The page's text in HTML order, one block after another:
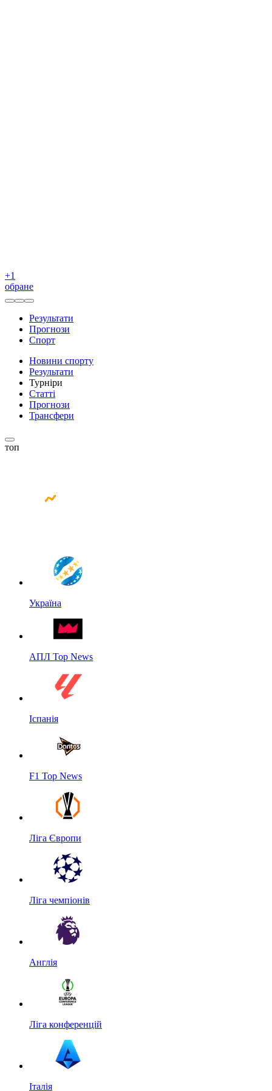
+1
обране
Результати
Прогнози
Спорт
Новини спорту
Результати
Турніри
Статті
Прогнози
Трансфери
топ
Україна
АПЛ Top News
Іспанія
F1 Top News
Ліга Європи
Ліга чемпіонів
Англія
Ліга конференцій
Італія